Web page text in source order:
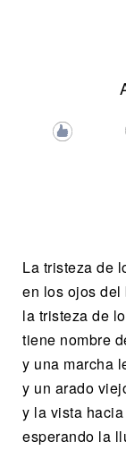
La tristeza de
en los ojos del
la tristeza de
tiene nombre
y una marcha
y un arado
y la vista
esperando la